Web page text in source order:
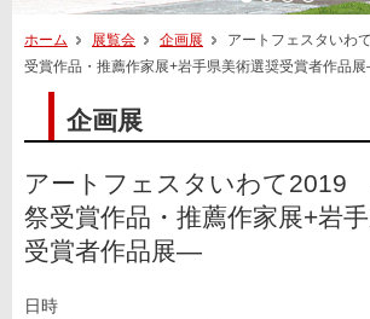
ホーム 展覧会 企画展
アートフェスタい
受賞作品・推薦作家展+岩手県美術選奨受賞者作品
企画展
アートフェスタいわて
祭受賞作品・推薦作家展+岩
受賞者作品展―
日時